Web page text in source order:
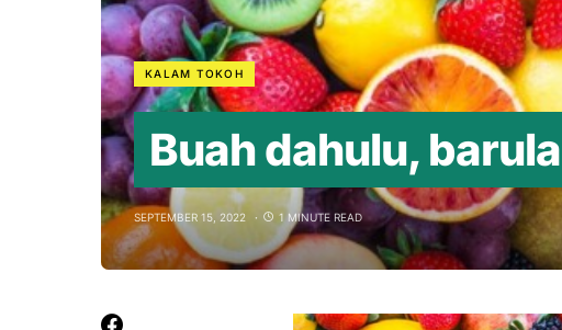
KALAM TOKOH
Buah dahulu,
SEPTEMBER 15, 2022 1 MINUTE READ